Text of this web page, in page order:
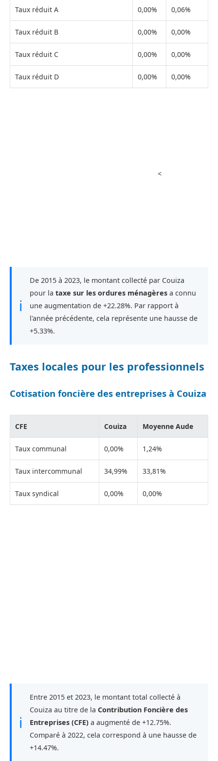
Taux réduit A 0,00% 0,06%
Taux réduit B 0,00% 0,00%
Taux réduit C 0,00% 0,00%
Taux réduit D 0,00% 0,00%
<
ℹ
De 2015 à 2023, le montant collecté par Couiza
pour la taxe sur les ordures ménagères a connu
une augmentation de +22.28%. Par rapport à
l'année précédente, cela représente une hausse de
+5.33%.
Taxes locales pour les professionnels
Cotisation foncière des entreprises à Couiza
CFE Couiza Moyenne Aude
Taux communal 0,00% 1,24%
Taux intercommunal 34,99% 33,81%
Taux syndical 0,00% 0,00%
ℹ
Entre 2015 et 2023, le montant total collecté à
Couiza au titre de la Contribution Foncière des
Entreprises (CFE) a augmenté de +12.75%.
Comparé à 2022, cela correspond à une hausse de
+14.47%.